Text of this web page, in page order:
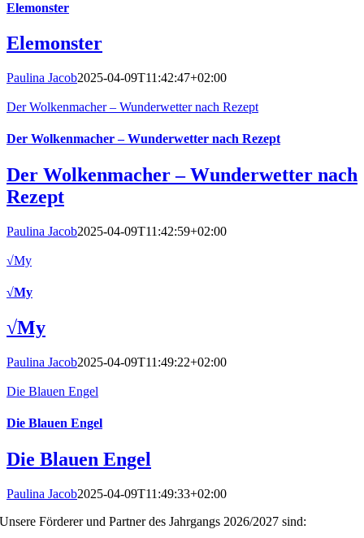
Elemonster
Elemonster
Paulina Jacob2025-04-09T11:42:47+02:00
Der Wolkenmacher – Wunderwetter nach Rezept
Der Wolkenmacher – Wunderwetter nach Rezept
Der Wolkenmacher – Wunderwetter nach
Rezept
Paulina Jacob2025-04-09T11:42:59+02:00
√My
√My
√My
Paulina Jacob2025-04-09T11:49:22+02:00
Die Blauen Engel
Die Blauen Engel
Die Blauen Engel
Paulina Jacob2025-04-09T11:49:33+02:00
Unsere Förderer und Partner des Jahrgangs 2026/2027 sind: